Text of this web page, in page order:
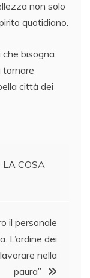
non solo
quotidiano.
che bisogna
tornare
città dei
LA COSA
il personale
L’ordine dei
nella
paura”